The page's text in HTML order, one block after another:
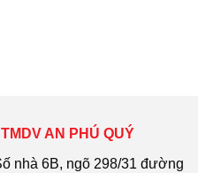
AN PHÚ QUÝ
nhà 6B, ngõ 298/31 đường